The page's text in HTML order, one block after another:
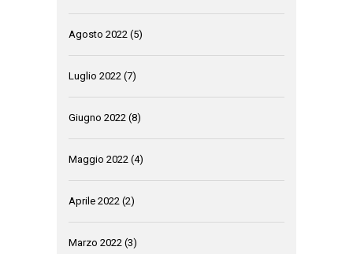
Agosto 2022 (5)
Luglio 2022 (7)
Giugno 2022 (8)
Maggio 2022 (4)
Aprile 2022 (2)
Marzo 2022 (3)